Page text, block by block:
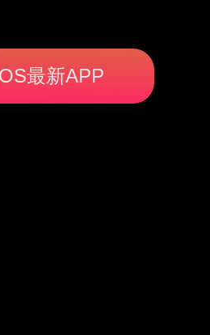
最新APP